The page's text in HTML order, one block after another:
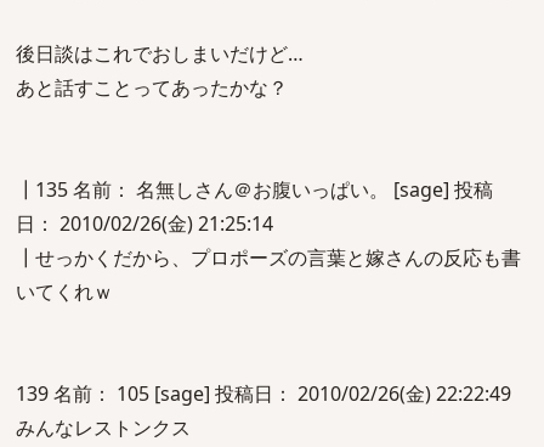
後日談はこれでおしまいだけど…
あと話すことってあったかな？
┃135 名前： 名無しさん＠お腹いっぱい。 [sage] 投稿
日： 2010/02/26(金) 21:25:14
┃せっかくだから、プロポーズの言葉と嫁さんの反応も書
いてくれｗ
139 名前： 105 [sage] 投稿日： 2010/02/26(金) 22:22:49
みんなレストンクス